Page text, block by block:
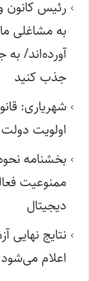
رئیس کانون
به مشاغلی
آورده‌اند/
جذب کنید
شهریاری:
اولویت
بخشنامه
ممنوعیت
دیجیتال
اعلام می‌شود